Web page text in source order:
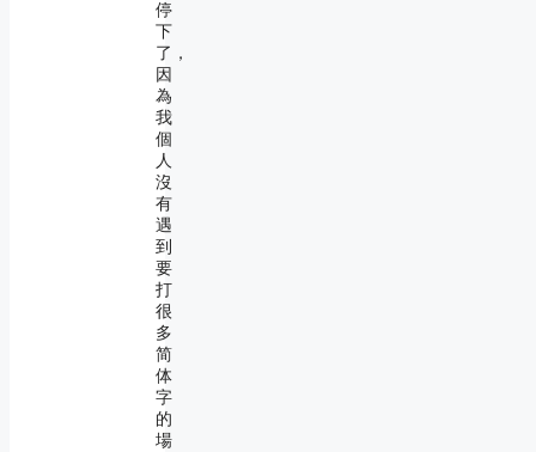
停
下
了，
因
為
我
個
人
沒
有
遇
到
要
打
很
多
简
体
字
的
場